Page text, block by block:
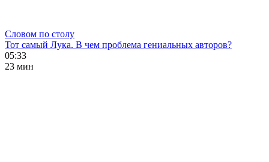
Словом по столу
Тот самый Лука. В чем проблема гениальных авторов?
05:33
23 мин